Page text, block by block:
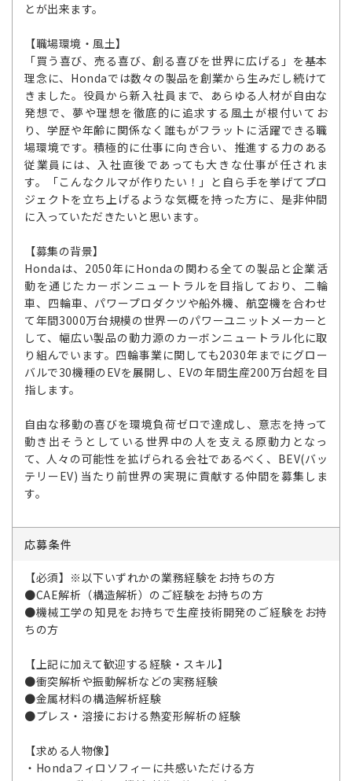
とが出来ます。
【職場環境・風土】
「買う喜び、売る喜び、創る喜びを世界に広げる」を基本
理念に、Hondaでは数々の製品を創業から生みだし続けて
きました。役員から新入社員まで、あらゆる人材が自由な
発想で、夢や理想を徹底的に追求する風土が根付いてお
り、学歴や年齢に関係なく誰もがフラットに活躍できる職
場環境です。積極的に仕事に向き合い、推進する力のある
従業員には、入社直後であっても大きな仕事が任されま
す。「こんなクルマが作りたい！」と自ら手を挙げてプロ
ジェクトを立ち上げるような気概を持った方に、是非仲間
に入っていただきたいと思います。
【募集の背景】
Hondaは、2050年にHondaの関わる全ての製品と企業活
動を通じたカーボンニュートラルを目指しており、二輪
車、四輪車、パワープロダクツや船外機、航空機を合わせ
て年間3000万台規模の世界一のパワーユニットメーカーと
して、幅広い製品の動力源のカーボンニュートラル化に取
り組んでいます。四輪事業に関しても2030年までにグロー
バルで30機種のEVを展開し、EVの年間生産200万台超を目
指します。
自由な移動の喜びを環境負荷ゼロで達成し、意志を持って
動き出そうとしている世界中の人を支える原動力となっ
て、人々の可能性を拡げられる会社であるべく、BEV(バッ
テリーEV) 当たり前世界の実現に貢献する仲間を募集しま
す。
応募条件
【必須】※以下いずれかの業務経験をお持ちの方
●CAE解析（構造解析）のご経験をお持ちの方
●機械工学の知見をお持ちで生産技術開発のご経験をお持
ちの方
【上記に加えて歓迎する経験・スキル】
●衝突解析や振動解析などの実務経験
●金属材料の構造解析経験
●プレス・溶接における熱変形解析の経験
【求める人物像】
・Hondaフィロソフィーに共感いただける方